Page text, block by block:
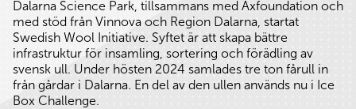
Dalarna Science Park, tillsammans med Axfoundation och
med stöd från Vinnova och Region Dalarna, startat
Swedish Wool Initiative. Syftet är att skapa bättre
infrastruktur för insamling, sortering och förädling av
svensk ull. Under hösten 2024 samlades tre ton fårull in
från gårdar i Dalarna. En del av den ullen används nu i Ice
Box Challenge.